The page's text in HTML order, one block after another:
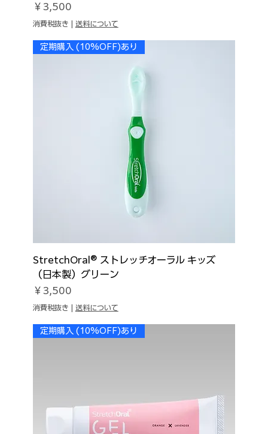
価格
￥3,500
消費税抜き 送料について
定期購入 (10%OFF)あり
StretchOral® ストレッチオーラル キッズ
（日本製）グリーン
価格
￥3,500
消費税抜き 送料について
定期購入 (10%OFF)あり